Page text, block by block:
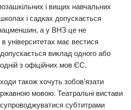
і вищих навчальних
і садках допускається
а у ВНЗ це не
університетах має вестися
виклад одного або
з офіційних мов ЄС.
також хочуть зобов’язати
мовою. Театральні вистави
субтитрами